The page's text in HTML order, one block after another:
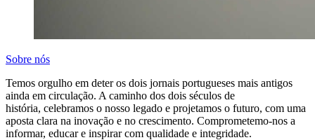
Sobre nós
Temos orgulho em deter os dois jornais portugueses mais antigos
ainda em circulação. A caminho dos dois séculos de
história, celebramos o nosso legado e projetamos o futuro, com uma
aposta clara na inovação e no crescimento. Comprometemo-nos a
informar, educar e inspirar com qualidade e integridade.